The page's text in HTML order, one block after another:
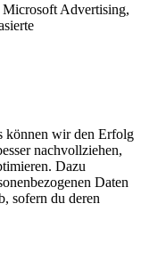
Advertising,
können wir den Erfolg
nachvollziehen,
Dazu
Daten
sofern du deren